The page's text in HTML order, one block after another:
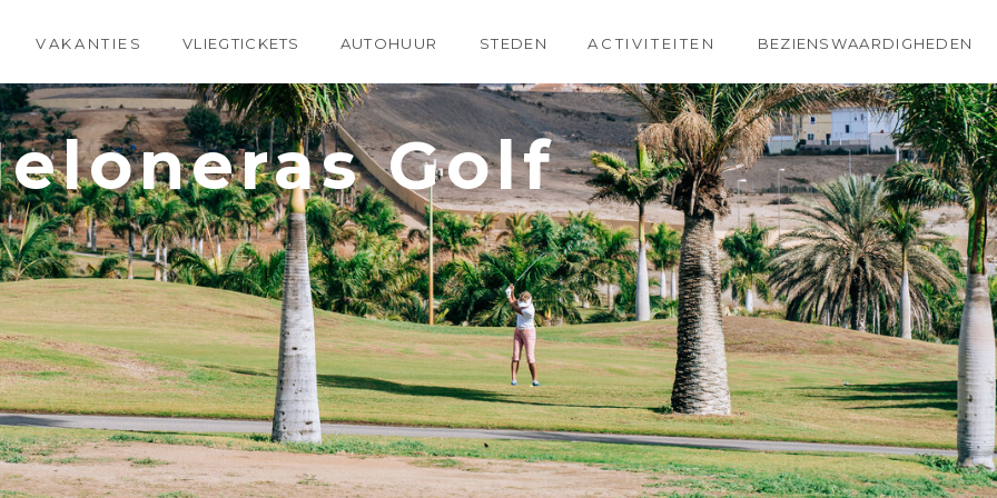
VAKANTIES VLIEGTICKETS AUTOHUUR STEDEN BEZIENSWAARDIGHEDEN
ACTIVITEITEN
Golf